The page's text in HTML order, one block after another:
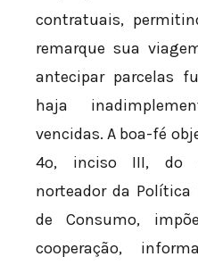
contratuais,
remarque sua
antecipar parcelas
haja
vencidas. A boa-fé
4º, inciso III, do
norteador da Política
de Consumo,
cooperação,